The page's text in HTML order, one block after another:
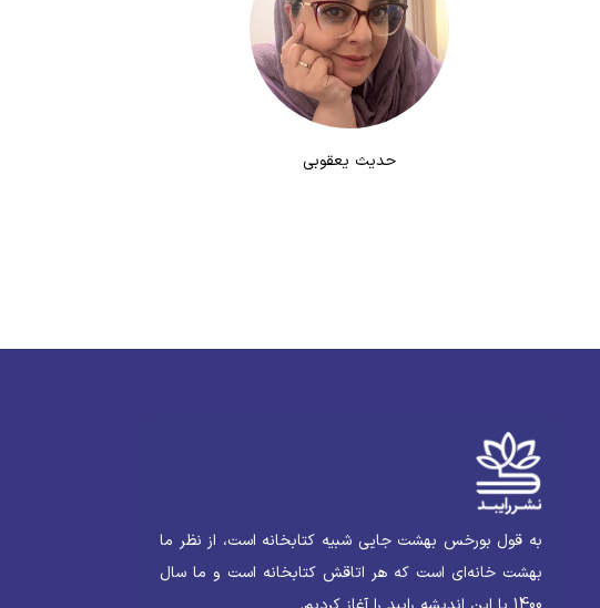
حدیث یعقوبی
به قول بورخس بهشت جایی شبیه کتابخانه است، از نظر ما
بهشت خانه‌ای است که هر اتاقش کتابخانه است و ما سال